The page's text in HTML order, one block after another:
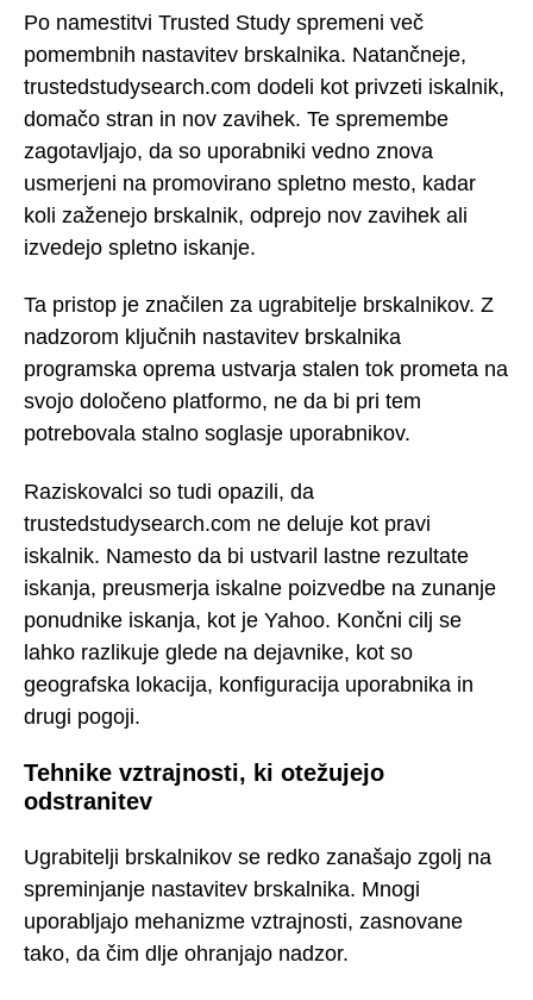
Po namestitvi Trusted Study spremeni več
pomembnih nastavitev brskalnika. Natančneje,
trustedstudysearch.com dodeli kot privzeti iskalnik,
domačo stran in nov zavihek. Te spremembe
zagotavljajo, da so uporabniki vedno znova
usmerjeni na promovirano spletno mesto, kadar
koli zaženejo brskalnik, odprejo nov zavihek ali
izvedejo spletno iskanje.
Ta pristop je značilen za ugrabitelje brskalnikov. Z
nadzorom ključnih nastavitev brskalnika
programska oprema ustvarja stalen tok prometa na
svojo določeno platformo, ne da bi pri tem
potrebovala stalno soglasje uporabnikov.
Raziskovalci so tudi opazili, da
trustedstudysearch.com ne deluje kot pravi
iskalnik. Namesto da bi ustvaril lastne rezultate
iskanja, preusmerja iskalne poizvedbe na zunanje
ponudnike iskanja, kot je Yahoo. Končni cilj se
lahko razlikuje glede na dejavnike, kot so
geografska lokacija, konfiguracija uporabnika in
drugi pogoji.
Tehnike vztrajnosti, ki otežujejo
odstranitev
Ugrabitelji brskalnikov se redko zanašajo zgolj na
spreminjanje nastavitev brskalnika. Mnogi
uporabljajo mehanizme vztrajnosti, zasnovane
tako, da čim dlje ohranjajo nadzor.